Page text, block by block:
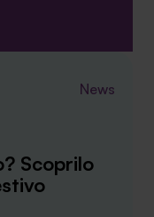
News
Scoprilo